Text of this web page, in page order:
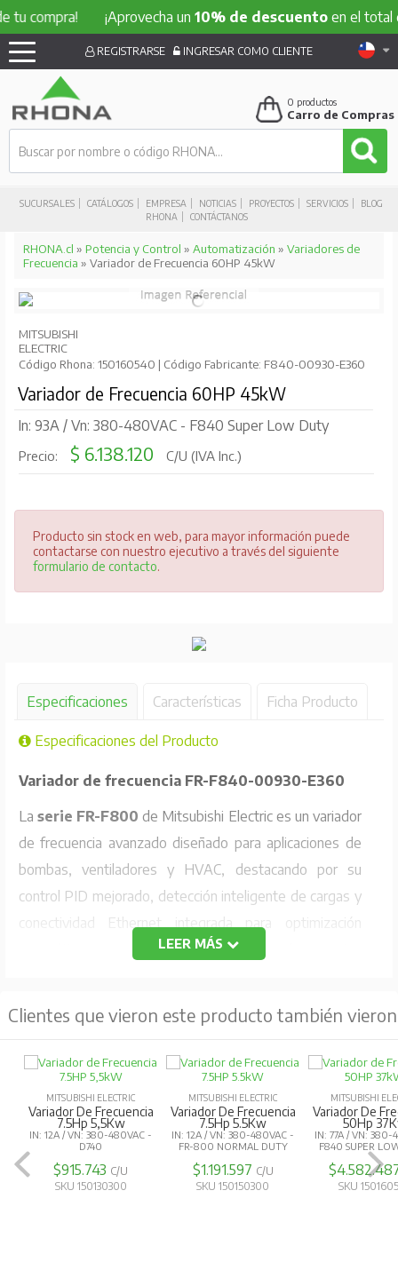
compra! ¡Aprovecha un10% de descuentoen el total
SUCURSALES CATÁLOGOS EMPRESA NOTICIAS PROYECTOS SERVICIOS
BLOG
RHONA
CONTÁCTANOS
REGISTRARSE INGRESAR COMO CLIENTE
0 productos
Carro de Compras
RHONA.cl » Potencia y Control » Automatización » Variadores de
Frecuencia » Variador de Frecuencia 60HP 45kW
MITSUBISHI
ELECTRIC
Código Rhona: 150160540 | Código Fabricante: F840-00930-E360
Variador de Frecuencia 60HP 45kW
In: 93A / Vn: 380-480VAC - F840 Super Low Duty
Precio: $ 6.138.120 C/U (IVA Inc.)
Producto sin stock en web, para mayor información puede
contactarse con nuestro ejecutivo a través del siguiente
formulario de contacto.
Especificaciones Características Ficha Producto
Especificaciones del Producto
Variador de frecuencia FR-F840-00930-E360
La serie FR-F800 de Mitsubishi Electric es un variador
de frecuencia avanzado diseñado para aplicaciones de
bombas, ventiladores y HVAC, destacando por su
control PID mejorado, detección inteligente de cargas y
conectividad Ethernet integrada para optimización
energética y monitoreo remoto, superando a series
Especificaciones Técnicas
kW
Salida:
Capacidad nominal (SLD/LD): 71/65 kVA
Corriente nominal (SLD/LD):93/85 A
Capacidad de sobrecarga de corriente
LEER MÁS
Clientes que vieron este producto también vieron
MITSUBISHI ELECTRIC
Variador De Frecuencia
50Hp 37Kw
IN: 77A / VN: 380-480VAC -
F840 SUPER LOW DUTY
$4.582.487C/U
SKU 150160520
MITSUBISHI ELECTRIC
Variador De Frecuencia
2Hp 1.5Kw
IN: 4,0A / VN: 380-480VAC -
FR-800 NORMAL DUTY
$700.185 C/U
SKU 150150240
MITSUBISHI
Variador De
15Hp
IN: 31A / VN: 380-
A840 NORMAL
SKU